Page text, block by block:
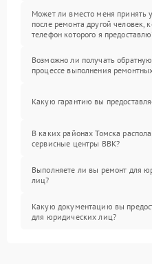
Может ли вместо меня принять
после ремонта другой человек,
телефон которого я
Возможно ли получать
процессе выполнения
Какую гарантию вы
В каких районах Томска
сервисные центры BBK?
Выполняете ли вы ремонт для
лиц?
Какую документацию вы
для юридических лиц?